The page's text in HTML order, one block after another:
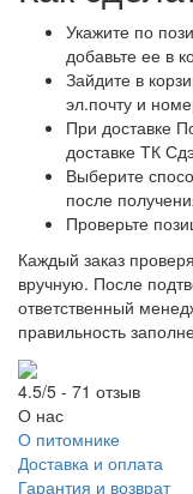
Укажите по
добавьте ее в
Зайдите в
эл.почту и
При доставке
доставке ТК
Выберите
после
Проверьте
Каждый заказ
вручную. После
ответственный
правильность
4.5/5 - 71 отзыв
О нас
О питомнике
Доставка и оплата
Гарантия и возврат